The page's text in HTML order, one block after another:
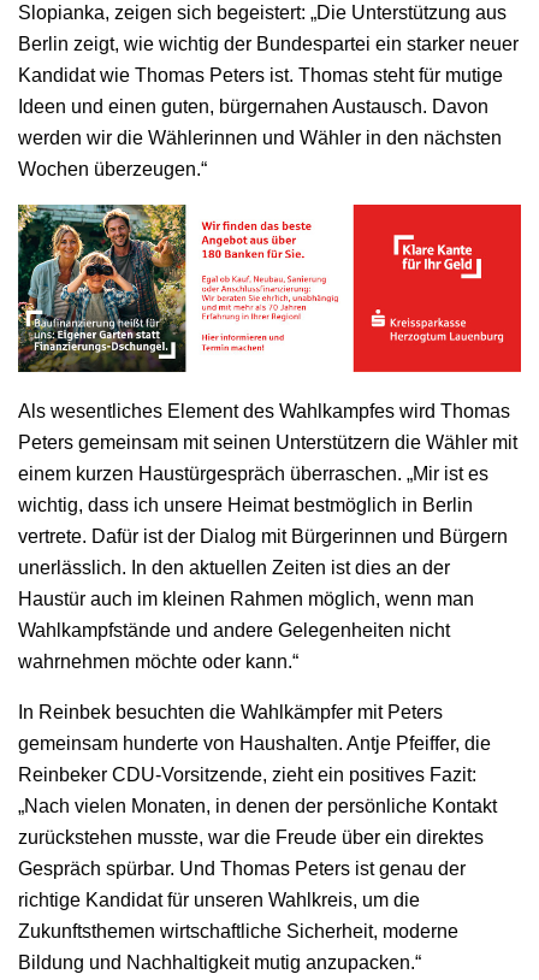
Slopianka, zeigen sich begeistert: „Die Unterstützung aus
Berlin zeigt, wie wichtig der Bundespartei ein starker neuer
Kandidat wie Thomas Peters ist. Thomas steht für mutige
Ideen und einen guten, bürgernahen Austausch. Davon
werden wir die Wählerinnen und Wähler in den nächsten
Wochen überzeugen.“
Als wesentliches Element des Wahlkampfes wird Thomas
Peters gemeinsam mit seinen Unterstützern die Wähler mit
einem kurzen Haustürgespräch überraschen. „Mir ist es
wichtig, dass ich unsere Heimat bestmöglich in Berlin
vertrete. Dafür ist der Dialog mit Bürgerinnen und Bürgern
unerlässlich. In den aktuellen Zeiten ist dies an der
Haustür auch im kleinen Rahmen möglich, wenn man
Wahlkampfstände und andere Gelegenheiten nicht
wahrnehmen möchte oder kann.“
In Reinbek besuchten die Wahlkämpfer mit Peters
gemeinsam hunderte von Haushalten. Antje Pfeiffer, die
Reinbeker CDU-Vorsitzende, zieht ein positives Fazit:
„Nach vielen Monaten, in denen der persönliche Kontakt
zurückstehen musste, war die Freude über ein direktes
Gespräch spürbar. Und Thomas Peters ist genau der
richtige Kandidat für unseren Wahlkreis, um die
Zukunftsthemen wirtschaftliche Sicherheit, moderne
Bildung und Nachhaltigkeit mutig anzupacken.“